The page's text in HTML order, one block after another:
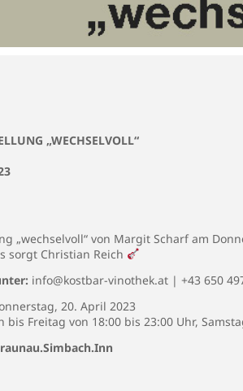
„WECHSELVOLL“
„wechselvoll“ von Margit Scharf am
sorgt Christian Reich
info@kostbar-vinothek.at | +43 650
20. April 2023
Freitag von 18:00 bis 23:00 Uhr,